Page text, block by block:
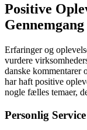
Positive
Erfaringer og
vurdere
danske kommentarer
har haft positive
nogle fælles temaer,
Personlig